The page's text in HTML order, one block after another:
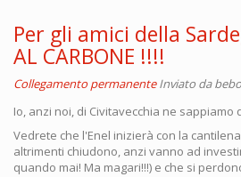
Per gli amici della
AL CARBONE !!!!
Collegamento permanente Inviato da
Io, anzi noi, di Civitavecchia ne sappiamo
Vedrete che l'Enel inizierà con la
altrimenti chiudono, anzi vanno ad
quando mai! Ma magari!!!) e che si